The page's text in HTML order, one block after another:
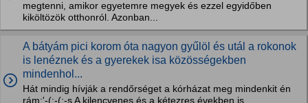
megtenni, amikor egyetemre megyek és ezzel egyidőben
kiköltözök otthonról. Azonban...
A bátyám pici korom óta nagyon gyűlöl és utál a rokonok
is lenéznek és a gyerekek isa közösségekben
mindenhol...
Hát mindig hívják a rendőrséget a kórházat meg mindenkit én
rám:'-(:-(:-s A kilencvenes és a kétezres években is